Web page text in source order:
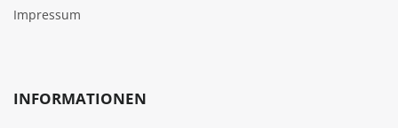
Impressum
INFORMATIONEN